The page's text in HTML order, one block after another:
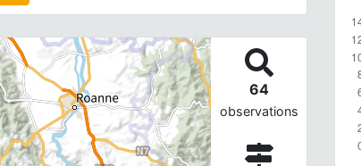
64
observations